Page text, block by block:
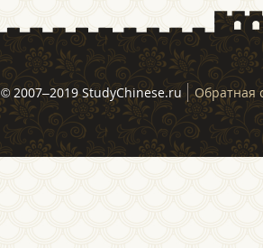
© 2007–2019 StudyChinese.ru Обратная